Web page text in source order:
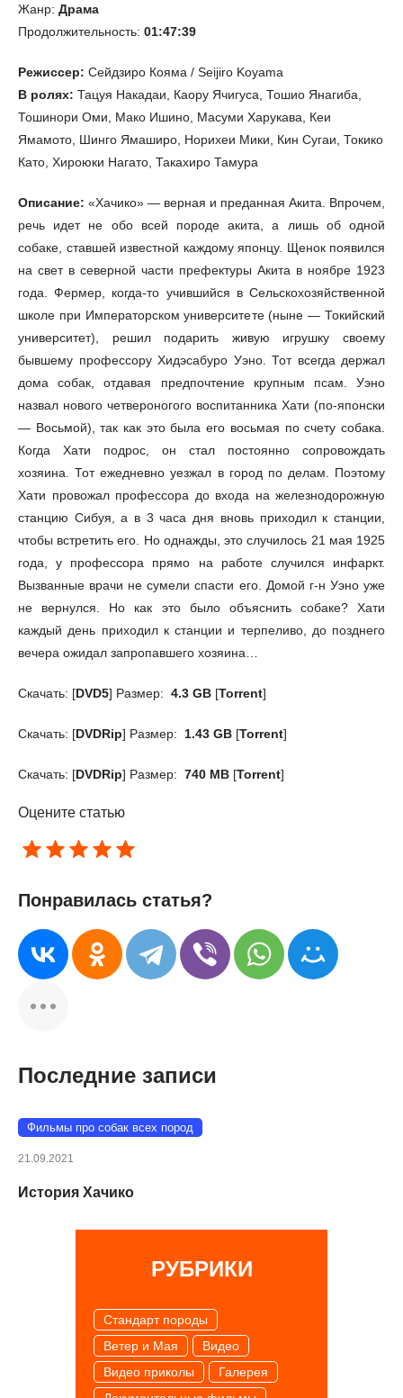
Жанр: Драма
Продолжительность: 01:47:39
Режиссер: Сейдзиро Кояма / Seijiro Koyama
В ролях: Тацуя Накадаи, Каору Ячигуса, Тошио Янагиба,
Тошинори Оми, Мако Ишино, Масуми Харукава, Кеи
Ямамото, Шинго Ямаширо, Норихеи Мики, Кин Сугаи, Токико
Като, Хироюки Нагато, Такахиро Тамура
Описание: «Хачико» — верная и преданная Акита. Впрочем,
речь идет не обо всей породе акита, а лишь об одной
собаке, ставшей известной каждому японцу. Щенок появился
на свет в северной части префектуры Акита в ноябре 1923
года. Фермер, когда-то учившийся в Сельскохозяйственной
школе при Императорском университете (ныне — Токийский
университет), решил подарить живую игрушку своему
бывшему профессору Хидэсабуро Уэно. Тот всегда держал
дома собак, отдавая предпочтение крупным псам. Уэно
назвал нового четвероногого воспитанника Хати (по-японски
— Восьмой), так как это была его восьмая по счету собака.
Когда Хати подрос, он стал постоянно сопровождать
хозяина. Тот ежедневно уезжал в город по делам. Поэтому
Хати провожал профессора до входа на железнодорожную
станцию Сибуя, а в 3 часа дня вновь приходил к станции,
чтобы встретить его. Но однажды, это случилось 21 мая 1925
года, у профессора прямо на работе случился инфаркт.
Вызванные врачи не сумели спасти его. Домой г-н Уэно уже
не вернулся. Но как это было объяснить собаке? Хати
каждый день приходил к станции и терпеливо, до позднего
вечера ожидал запропавшего хозяина…
Скачать: [DVD5] Размер: 4.3 GB [Torrent]
Скачать: [DVDRip] Размер: 1.43 GB [Torrent]
Скачать: [DVDRip] Размер: 740 MB [Torrent]
Оцените статью
Понравилась статья?
Последние записи
Фильмы про собак всех пород
21.09.2021
История Хачико
РУБРИКИ
Cтандарт породы
Ветер и Мая
Видео
Видео приколы
Галерея